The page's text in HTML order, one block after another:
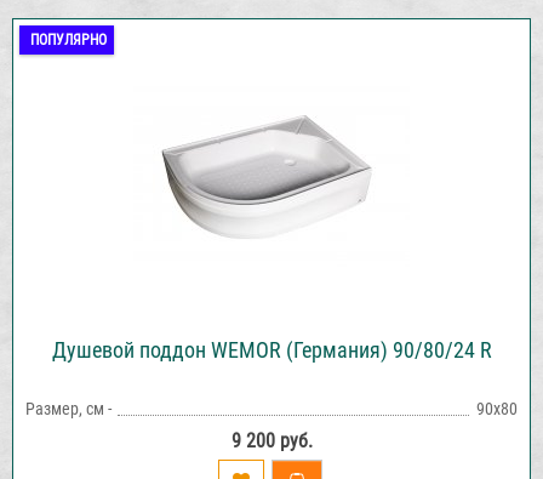
ПОПУЛЯРНО
Душевой поддон WEMOR (Германия) 90/80/24 R
Размер, см - 90х80
9 200 руб.